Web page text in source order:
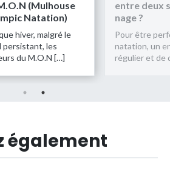
(Mulhouse
Natation)
hiver, malgré le
persistant, les
du M.O.N […]
entre deux
nage ?
Pour être
natation, un
régulier et de
également